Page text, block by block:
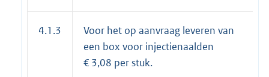
4.1.3
Voor het op aanvraag leveren van
een box voor injectienaalden
€ 3,08 per stuk.